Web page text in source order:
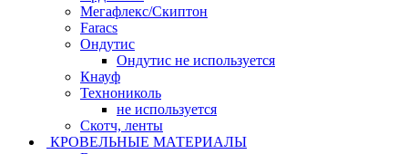
Мегафлекс/Скиптон
Faracs
Ондутис
Ондутис не используется
Кнауф
Технониколь
не используется
Скотч, ленты
КРОВЕЛЬНЫЕ МАТЕРИАЛЫ